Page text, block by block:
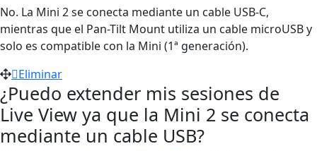
No. La Mini 2 se conecta mediante un cable USB-C,
mientras que el Pan-Tilt Mount utiliza un cable microUSB y
solo es compatible con la Mini (1ª generación).
Eliminar
¿Puedo extender mis sesiones de
Live View ya que la Mini 2 se conecta
mediante un cable USB?